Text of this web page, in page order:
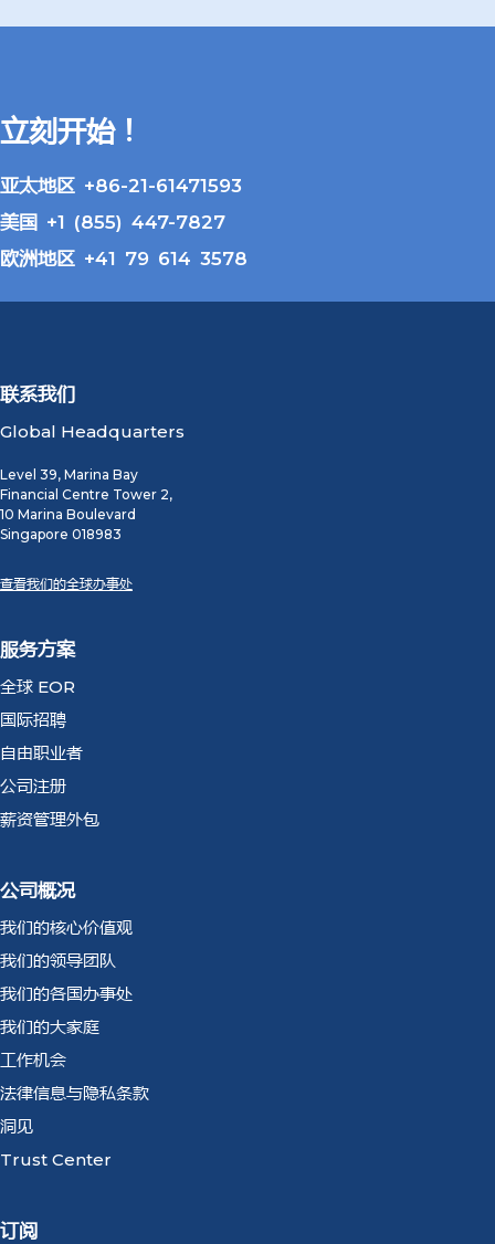
立刻开始！
亚太地区 +86-21-61471593
美国 +1 (855) 447-7827
欧洲地区 +41 79 614 3578
联系我们
Global Headquarters
Level 39, Marina Bay
Financial Centre Tower 2,
10 Marina Boulevard
Singapore 018983
查看我们的全球办事处
服务方案
全球 EOR
国际招聘
自由职业者
公司注册
薪资管理外包
公司概况
我们的核心价值观
我们的领导团队
我们的各国办事处
我们的大家庭
工作机会
法律信息与隐私条款
洞见
Trust Center
订阅